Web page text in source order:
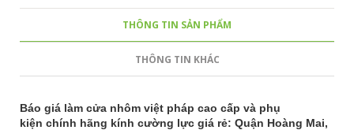
THÔNG TIN SẢN PHẨM
THÔNG TIN KHÁC
Báo giá làm cửa nhôm việt pháp cao cấp và phụ
kiện chính hãng kính cường lực giá rẻ: Quận Hoàng Mai,